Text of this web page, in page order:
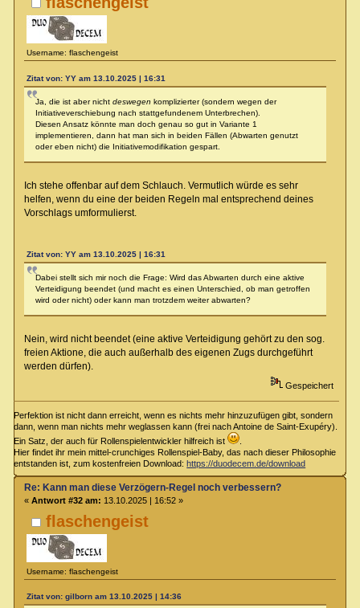
Username: flaschengeist
Zitat von: YY am 13.10.2025 | 16:31
Ja, die ist aber nicht deswegen komplizierter (sondern wegen der
Initiativeverschiebung nach stattgefundenem Unterbrechen).
Diesen Ansatz könnte man doch genau so gut in Variante 1
implementieren, dann hat man sich in beiden Fällen (Abwarten genutzt
oder eben nicht) die Initiativemodifikation gespart.
Ich stehe offenbar auf dem Schlauch. Vermutlich würde es sehr
helfen, wenn du eine der beiden Regeln mal entsprechend deines
Vorschlags umformulierst.
Zitat von: YY am 13.10.2025 | 16:31
Dabei stellt sich mir noch die Frage: Wird das Abwarten durch eine aktive
Verteidigung beendet (und macht es einen Unterschied, ob man getroffen
wird oder nicht) oder kann man trotzdem weiter abwarten?
Nein, wird nicht beendet (eine aktive Verteidigung gehört zu den sog.
freien Aktione, die auch außerhalb des eigenen Zugs durchgeführt
werden dürfen).
Gespeichert
Perfektion ist nicht dann erreicht, wenn es nichts mehr hinzuzufügen gibt, sondern
dann, wenn man nichts mehr weglassen kann (frei nach Antoine de Saint-Exupéry).
Ein Satz, der auch für Rollenspielentwickler hilfreich ist
Hier findet ihr mein mittel-crunchiges Rollenspiel-Baby, das nach dieser Philosophie
entstanden ist, zum kostenfreien Download: https://duodecem.de/download
flaschengeist
Username: flaschengeist
Re: Kann man diese Verzögern-Regel noch verbessern?
« Antwort #32 am: 13.10.2025 | 16:52 »
Zitat von: gilborn am 13.10.2025 | 14:36